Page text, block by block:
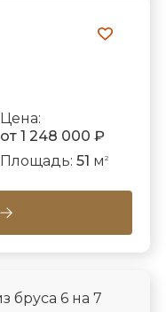
Цена:
от 1 248 000 ₽
Площадь: 51 м 2